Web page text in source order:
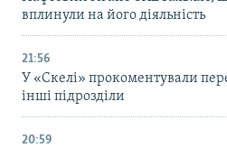
вплинули на його діяльність
21:56
У «Скелі» прокоментували
інші підрозділи
20:59